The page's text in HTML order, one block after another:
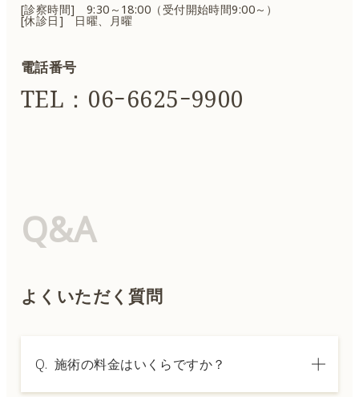
[診察時間] 9:30～18:00（受付開始時間9:00～）
[休診日] 日曜、月曜
電話番号
TEL：06ｰ6625ｰ9900
Q&A
よくいただく質問
Q. 施術の料金はいくらですか？